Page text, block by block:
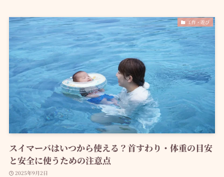
工作・遊び
スイマーバはいつから使える？首すわり・体重の目安
と安全に使うための注意点
2025年9月2日